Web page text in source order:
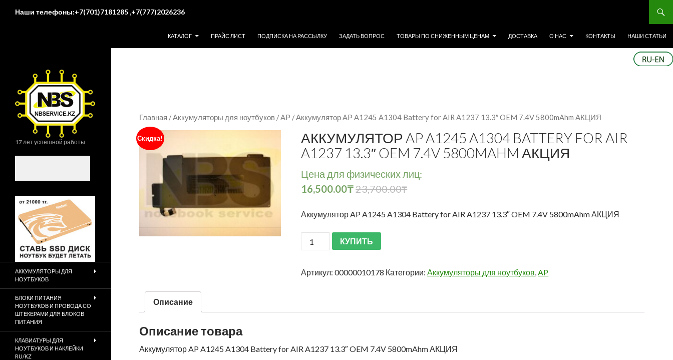
Наши телефоны:+7(701)7181285 ,+7(777)2026236
КАТАЛОГ
ПРАЙС ЛИСТ ПОДПИСКА НА РАССЫЛКУ ЗАДАТЬ ВОПРОС ТОВАРЫ ПО СНИЖЕННЫМ ЦЕНАМ ДОСТАВКА О НАС КОНТАКТЫ НАШИ СТАТЬИ
Главная /Аккумуляторы для ноутбуков /AP / Аккумулятор AP A1245 A1304 Battery for AIR A1237 13.3″ OEM 7.4V 5800mAhm АКЦИЯ
Скидка!
АККУМУЛЯТОР AP A1245 A1304 BATTERY FOR AIR
A1237 13.3″ OEM 7.4V 5800MAHM АКЦИЯ
Цена для физических лиц:
16,500.00₸23,700.00₸
Аккумулятор AP A1245 A1304 Battery for AIR A1237 13.3″ OEM 7.4V 5800mAhm АКЦИЯ
КУПИТЬ
Артикул:00000010178 Категории: Аккумуляторы для ноутбуков AP
Описание
Описание товара
Аккумулятор AP A1245 A1304 Battery for AIR A1237 13.3″ OEM 7.4V 5800mAhm АКЦИЯ
17 лет успешной работы
АККУМУЛЯТОРЫ ДЛЯ
НОУТБУКОВ
БЛОКИ ПИТАНИЯ
НОУТБУКОВ И ПРОВОДА СО
ШТЕКЕРАМИ ДЛЯ БЛОКОВ
ПИТАНИЯ
КЛАВИАТУРЫ ДЛЯ
НОУТБУКОВ И НАКЛЕЙКИ
RU/KZ